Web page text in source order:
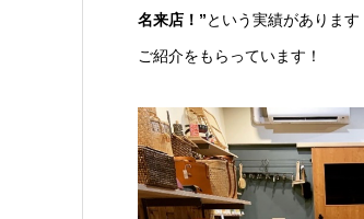
名来店！”という実績がありま
ご紹介をもらっています！